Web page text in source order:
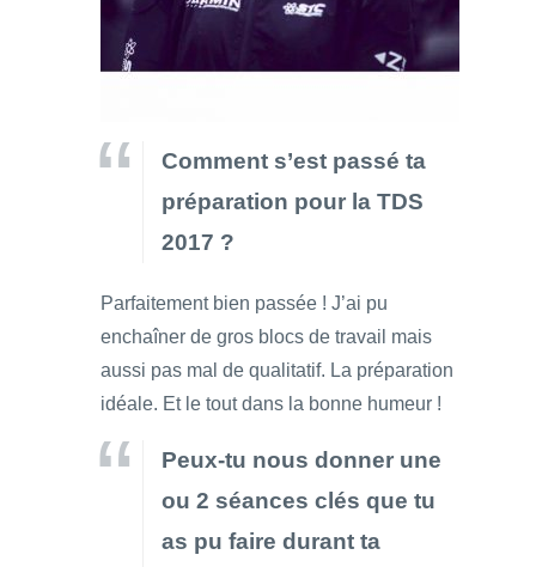
Comment s’est passé ta
préparation pour la TDS
2017 ?
Parfaitement bien passée ! J’ai pu
enchaîner de gros blocs de travail mais
aussi pas mal de qualitatif. La préparation
idéale. Et le tout dans la bonne humeur !
Peux-tu nous donner une
ou 2 séances clés que tu
as pu faire durant ta